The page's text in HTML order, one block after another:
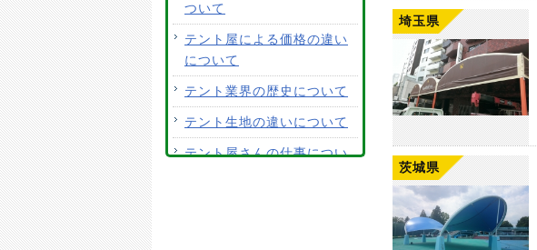
埼玉県
茨城県
荷捌きテントにキャスター
を付けて移動はできます
か？
テント生地に防水効果はあ
りますか？
使用するテント生地の違い
は？
ついて
テント屋による価格の違い
について
テント業界の歴史について
テント生地の違いについて
テント屋さんの仕事につい